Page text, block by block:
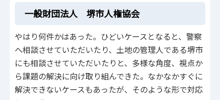
一般財団法人 堺市人権協会
やはり何件かはあった。ひどいケースとなると、警察
へ相談させていただいたり、土地の管理人である堺市
にも相談させていただいたりと、多様な角度、視点か
ら課題の解決に向け取り組んできた。なかなかすぐに
解決できないケースもあったが、そのような形で対応